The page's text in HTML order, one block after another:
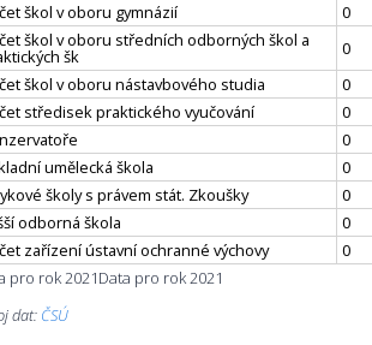
škol v oboru gymnázií
0
škol v oboru středních odborných škol a
šk
0
škol v oboru nástavbového studia
0
středisek praktického vyučování
0
0
umělecká škola
0
školy s právem stát. Zkoušky
0
odborná škola
0
zařízení ústavní ochranné výchovy
0
pro rok 2021Data pro rok 2021
dat: ČSÚ